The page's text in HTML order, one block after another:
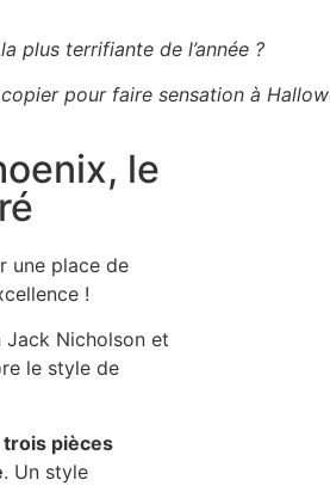
plus terrifiante de l’année ?
pour faire sensation à
le
une place de
!
Nicholson et
le style de
pièces
. Un style